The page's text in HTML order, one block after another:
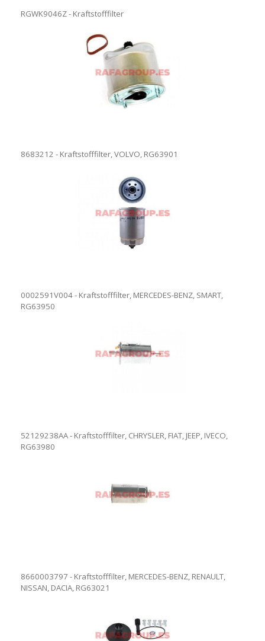
RGWK9046Z - Kraftstofffilter
8683212 - Kraftstofffilter, VOLVO, RG63901
0002591V004 - Kraftstofffilter, MERCEDES-BENZ, SMART,
RG63950
52129238AA - Kraftstofffilter, CHRYSLER, FIAT, JEEP, IVECO,
RG63980
8660003797 - Kraftstofffilter, MERCEDES-BENZ, RENAULT,
NISSAN, DACIA, RG63021